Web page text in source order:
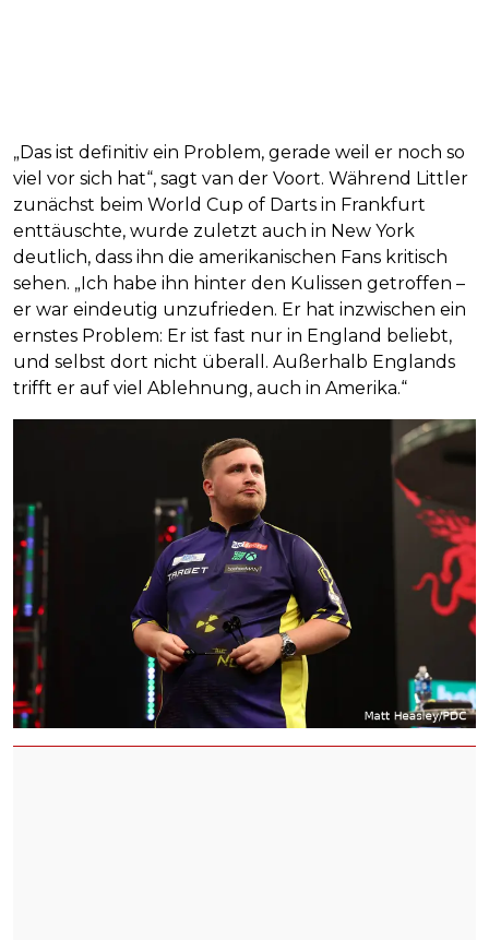
„Das ist definitiv ein Problem, gerade weil er noch so
viel vor sich hat“, sagt van der Voort. Während Littler
zunächst beim World Cup of Darts in Frankfurt
enttäuschte, wurde zuletzt auch in New York
deutlich, dass ihn die amerikanischen Fans kritisch
sehen. „Ich habe ihn hinter den Kulissen getroffen –
er war eindeutig unzufrieden. Er hat inzwischen ein
ernstes Problem: Er ist fast nur in England beliebt,
und selbst dort nicht überall. Außerhalb Englands
trifft er auf viel Ablehnung, auch in Amerika.“